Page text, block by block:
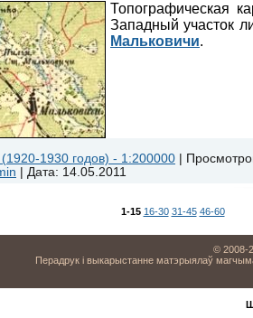
Топографическая
Западный участок
Мальковичи.
1930 годов) - 1:200000
Дата: 14.05.2011
1-15 16-30 31-45 46-60
© 2008-
Перадрук і выкарыстанне матэрыялаў